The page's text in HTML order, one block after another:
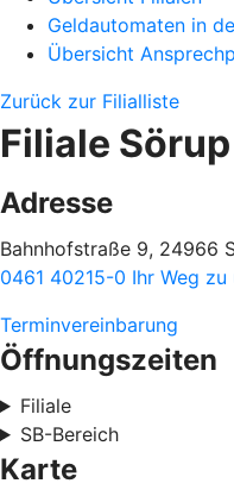
Geldautomaten in
Übersicht
Zurück zur Filialliste
Filiale Sörup
Adresse
Bahnhofstraße 9, 24966
0461 40215-0 Ihr Weg zu
Terminvereinbarung
Öffnungszeiten
Filiale
SB-Bereich
Karte